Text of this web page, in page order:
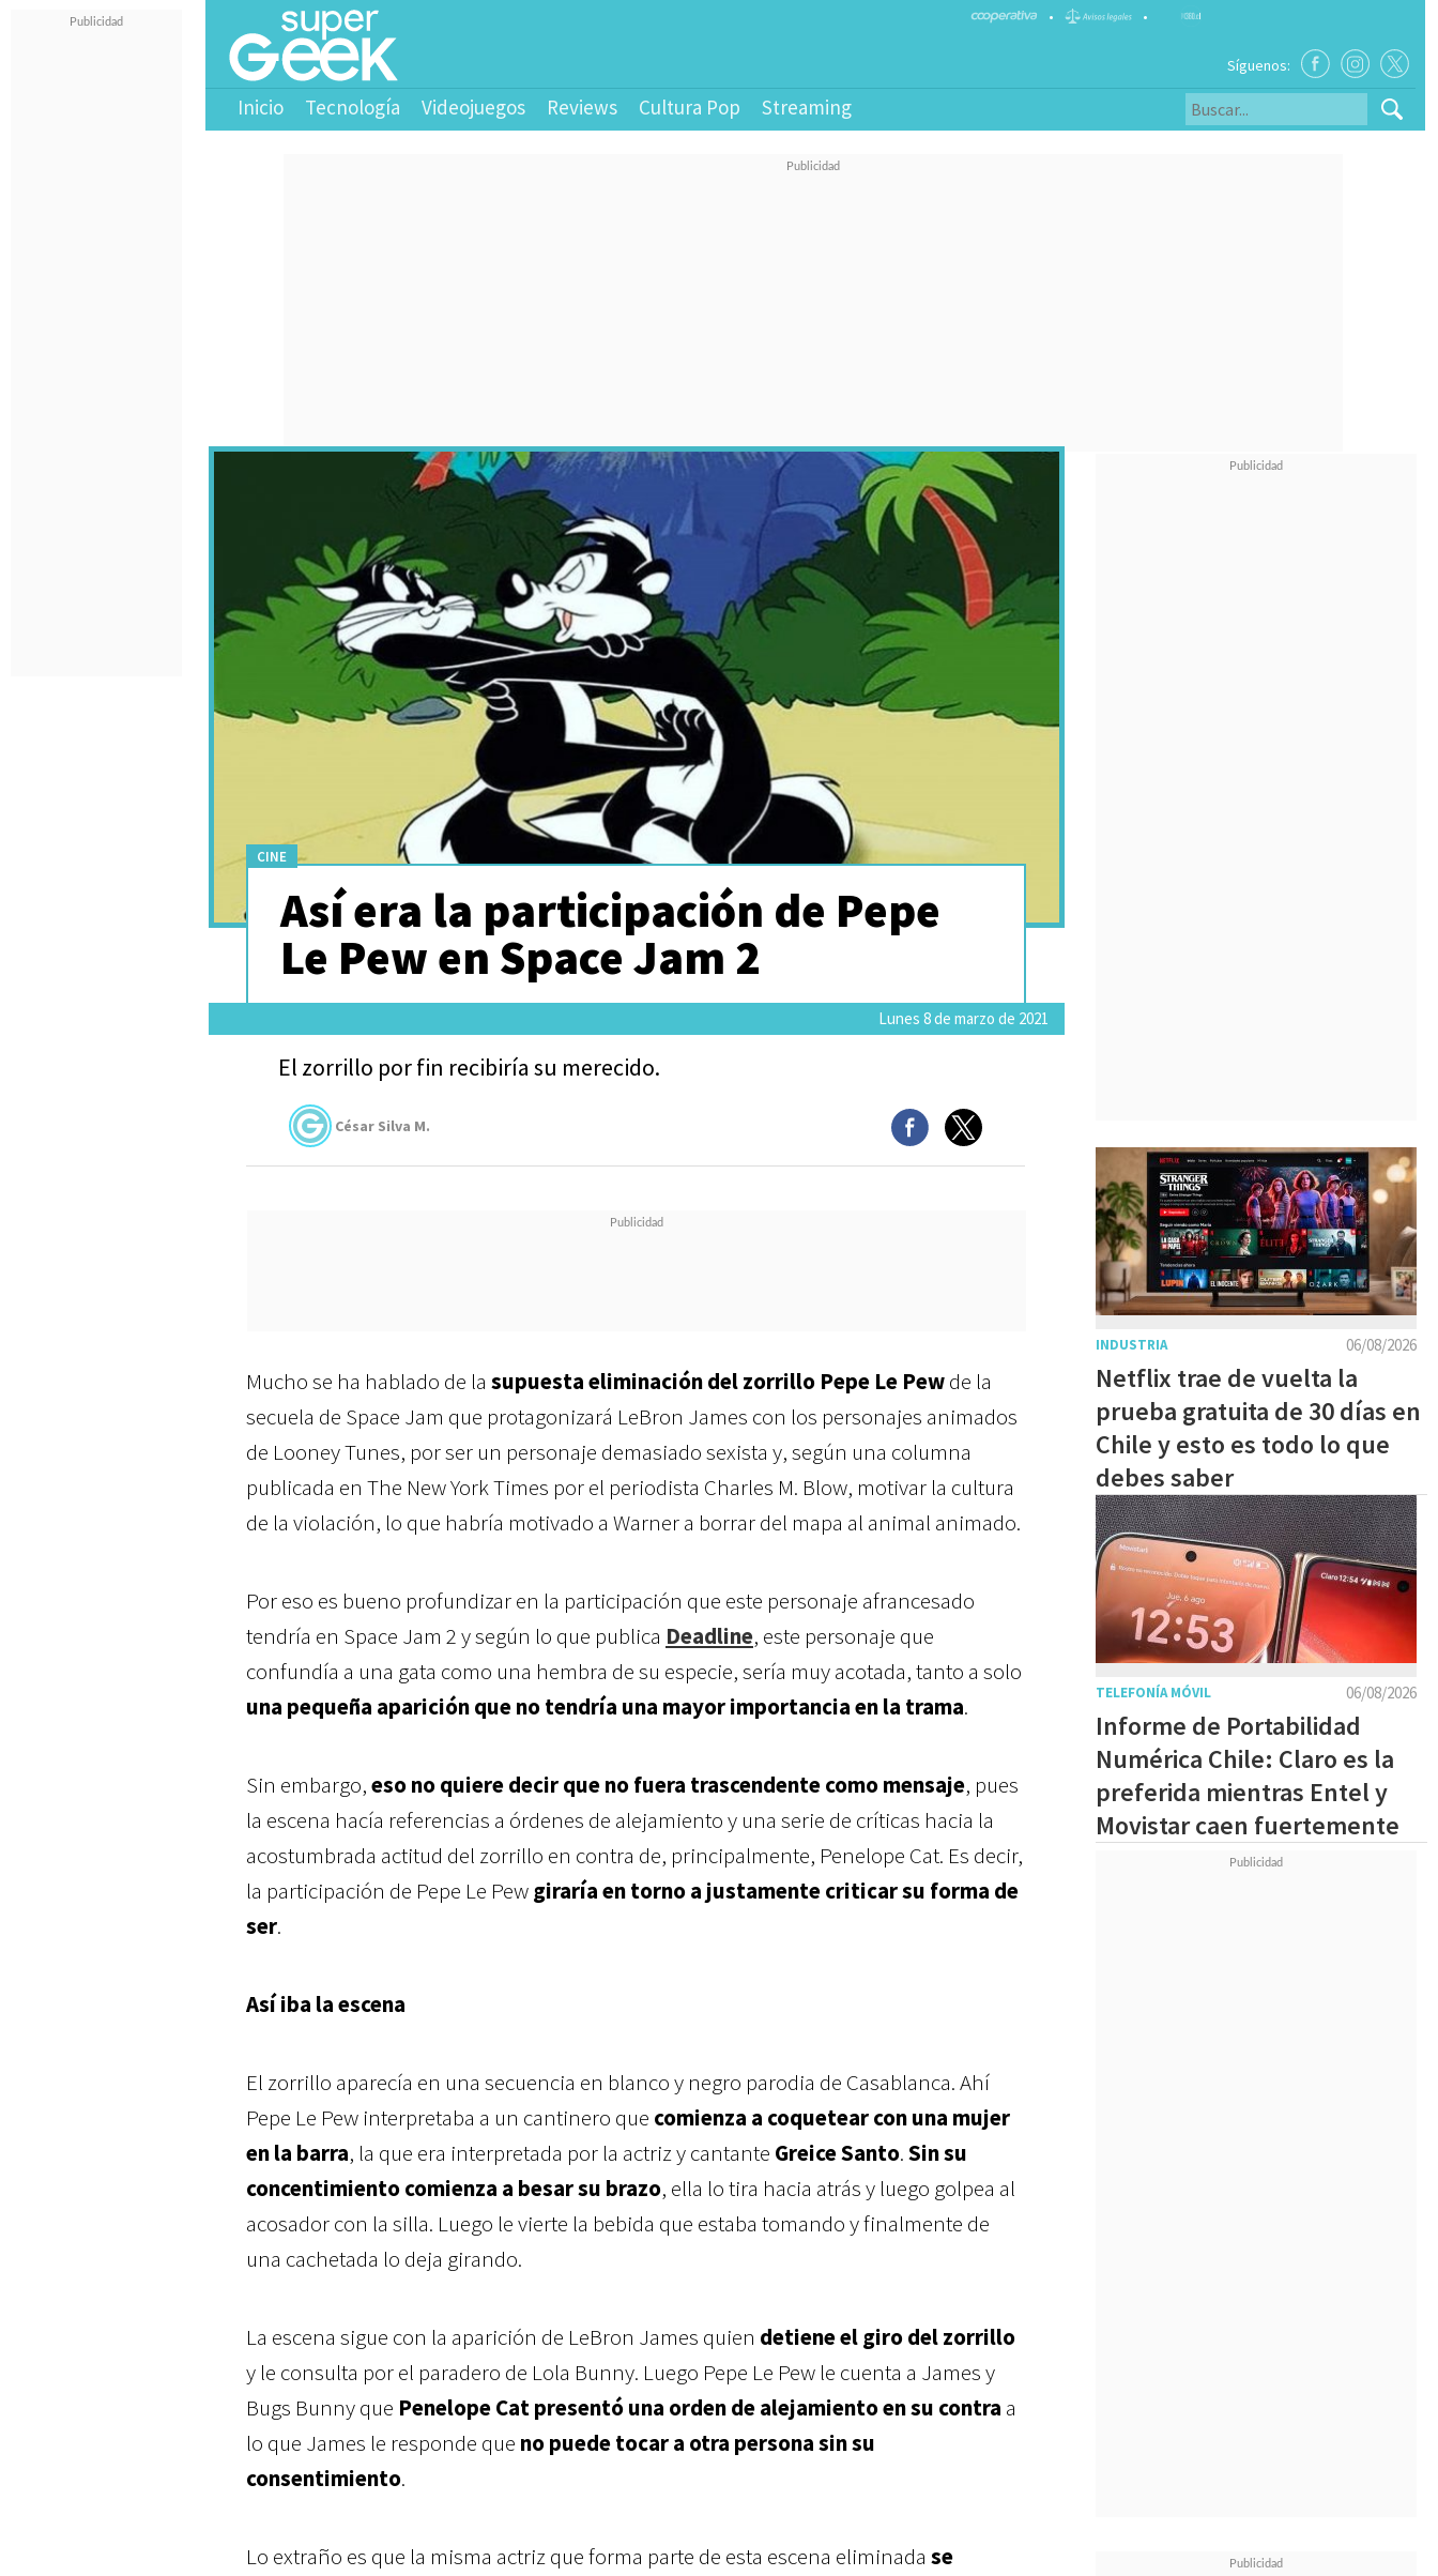
• •
Síguenos:
Inicio Tecnología Videojuegos Reviews Cultura Pop Streaming
CINE
Así era la participación de Pepe
Le Pew en Space Jam 2
Lunes 8 de marzo de 2021
El zorrillo por fin recibiría su merecido.
César Silva M.
Mucho se ha hablado de la supuesta eliminación del zorrillo Pepe Le Pewde la
secuela de Space Jam que protagonizará LeBron James con los personajes animados
de Looney Tunes, por ser un personaje demasiado sexista y, según una columna
publicada en The New York Times por el periodista Charles M. Blow, motivar la cultura
de la violación, lo que habría motivado a Warner a borrar del mapa al animal animado.
Por eso es bueno profundizar en la participación que este personaje afrancesado
tendría en Space Jam 2 y según lo que publica Deadline, este personaje que
confundía a una gata como una hembra de su especie, sería muy acotada, tanto a solo
una pequeña aparición que no tendría una mayor importancia en la trama.
Sin embargo,eso no quiere decir que no fuera trascendente como mensaje, pues
la escena hacía referencias a órdenes de alejamiento y una serie de críticas hacia la
acostumbrada actitud del zorrillo en contra de, principalmente, Penelope Cat. Es decir,
la participación de Pepe Le Pewgiraría en torno a justamente criticar su forma de
ser.
Así iba la escena
El zorrillo aparecía en una secuencia en blanco y negro parodia de Casablanca. Ahí
Pepe Le Pew interpretaba a un cantinero que comienza a coquetear con una mujer
en la barra, la que era interpretada por la actriz y cantante Greice Santo.Sin su
concentimiento comienza a besar su brazo, ella lo tira hacia atrás y luego golpea al
acosador con la silla. Luego le vierte la bebida que estaba tomando y finalmente de
una cachetada lo deja girando.
La escena sigue con la aparición de LeBron James quien detiene el giro del zorrillo
y le consulta por el paradero de Lola Bunny. Luego Pepe Le Pew le cuenta a James y
Bugs Bunny que Penelope Cat presentó una orden de alejamiento en su contra a
lo que James le responde que no puede tocar a otra persona sin su
consentimiento.
Lo extraño es que la misma actriz que forma parte de esta escena eliminada se
06/08/2026
INDUSTRIA
Netflix trae de vuelta la
prueba gratuita de 30 días en
Chile y esto es todo lo que
debes saber
06/08/2026
TELEFONÍA MÓVIL
Informe de Portabilidad
Numérica Chile: Claro es la
preferida mientras Entel y
Movistar caen fuertemente